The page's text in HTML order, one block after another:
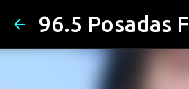
96.5 Posadas